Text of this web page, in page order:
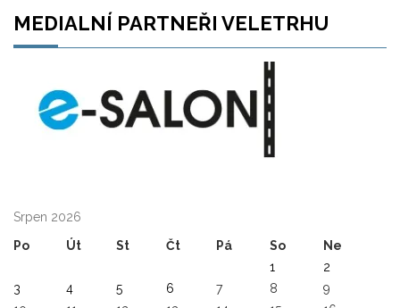
MEDIALNÍ PARTNEŘI VELETRHU
Srpen 2026
Po
Út St Čt Pá So
Ne
1
2
3
4 5 6 7 8
9